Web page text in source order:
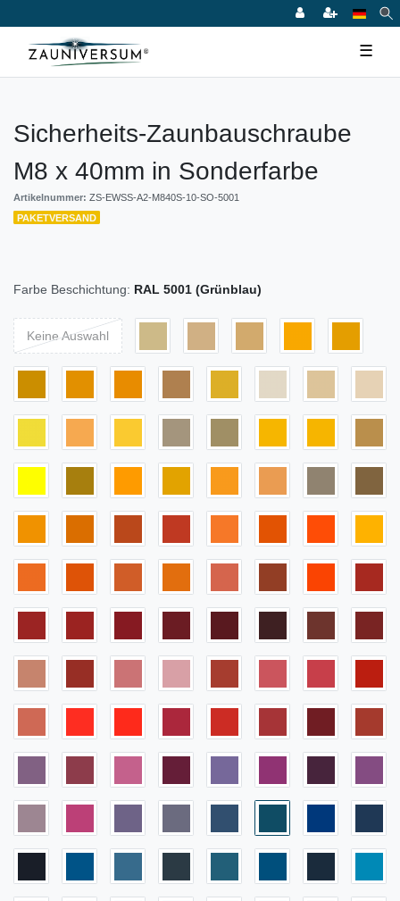
☰
Sicherheits-Zaunbauschraube
M8 x 40mm in Sonderfarbe
Artikelnummer: ZS-EWSS-A2-M840S-10-SO-5001
PAKETVERSAND
Farbe Beschichtung: RAL 5001 (Grünblau)
Keine Auswahl